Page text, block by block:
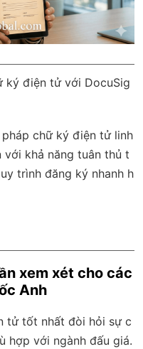
ký điện tử với DocuSig
chữ ký điện tử linh
với khả năng tuân thủ t
trình đăng ký nhanh h
xem xét cho các
Anh
tử tốt nhất đòi hỏi sự c
hợp với ngành đấu giá.